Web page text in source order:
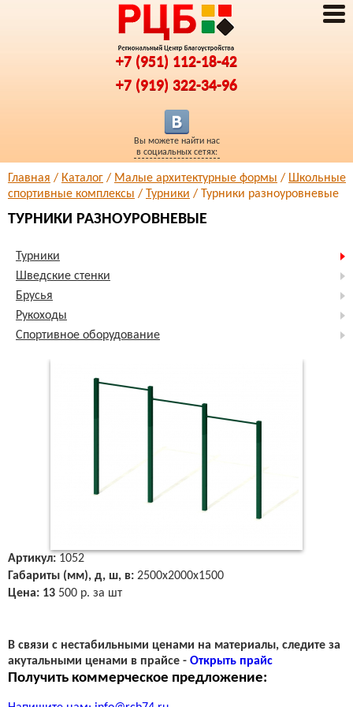
+7 (951) 112-18-42
+7 (919) 322-34-96
Вы можете найти нас
в социальных сетях:
Главная / Каталог / Малые архитектурные формы / Школьные
спортивные комплексы / Турники / Турники разноуровневые
ТУРНИКИ РАЗНОУРОВНЕВЫЕ
Турники
Шведские стенки
Брусья
Рукоходы
Спортивное оборудование
Артикул: 1052
Габариты (мм), д, ш, в: 2500х2000х1500
Цена: 13 500 р. за шт
В связи с нестабильными ценами на материалы, следите за
акутальными ценами в прайсе - Открыть прайс
Получить коммерческое предложение: